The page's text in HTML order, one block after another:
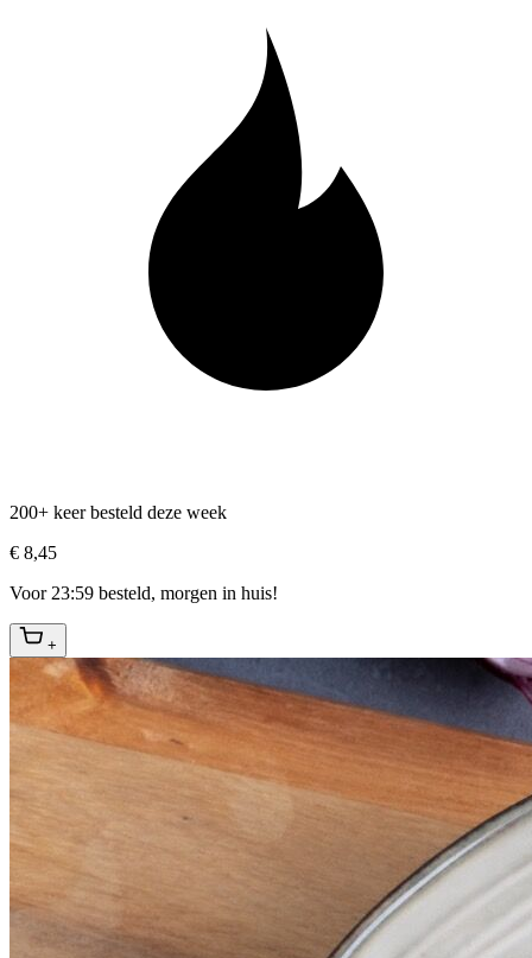
200+ keer besteld deze week
€ 8,45
Voor 23:59 besteld, morgen in huis!
+